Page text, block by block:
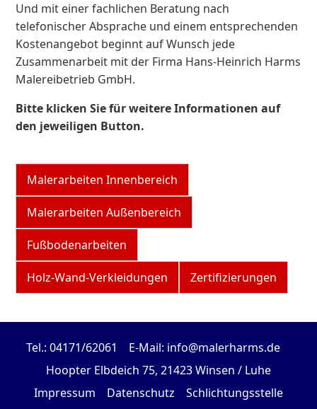
Und mit einer fachlichen Beratung nach
telefonischer Absprache und einem entsprechenden
Kostenangebot beginnt auf Wunsch jede
Zusammenarbeit mit der Firma Hans-Heinrich Harms
Malereibetrieb GmbH.
Bitte klicken Sie für weitere Informationen auf
den jeweiligen Button.
Malerarbeiten Innenbereich
Malerarbeiten Außenbereich
Fußbodenarbeiten
Holz-Wand-Verkleidungen Zertifizierungen
Tel.: 04171/62061
E-Mail: info@malerharms.de
Hoopter Elbdeich 75, 21423 Winsen / Luhe
Impressum
Datenschutz Schlichtungsstelle